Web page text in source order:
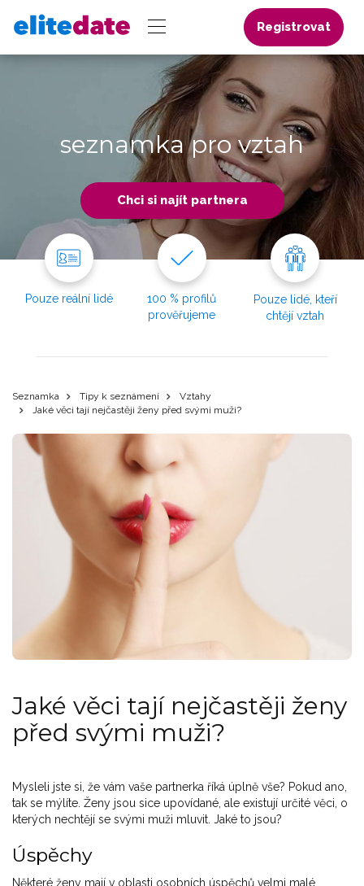
Registrovat
seznamka pro vztah
Chci si najít partnera
Pouze reální lidé
100 % profilů
prověřujeme
Pouze lidé, kteří
chtějí vztah
Seznamka Tipy k seznámení
Vztahy
Jaké věci tají nejčastěji ženy před svými muži?
Jaké věci tají nejčastěji ženy
před svými muži?
Mysleli jste si, že vám vaše partnerka říká úplně vše? Pokud ano,
tak se mýlíte. Ženy jsou sice upovídané, ale existují určité věci, o
kterých nechtějí se svými muži mluvit. Jaké to jsou?
Úspěchy
Některé ženy mají v oblasti osobních úspěchů velmi malé